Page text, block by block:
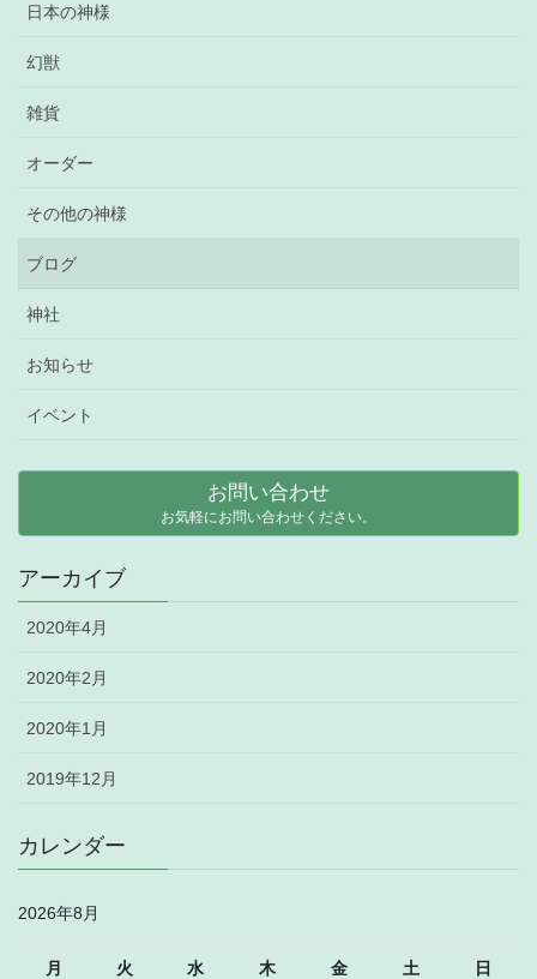
日本の神様
幻獣
雑貨
オーダー
その他の神様
ブログ
神社
お知らせ
イベント
お問い合わせ
お気軽にお問い合わせください。
アーカイブ
2020年4月
2020年2月
2020年1月
2019年12月
カレンダー
2026年8月
月 火 水 木 金 土 日